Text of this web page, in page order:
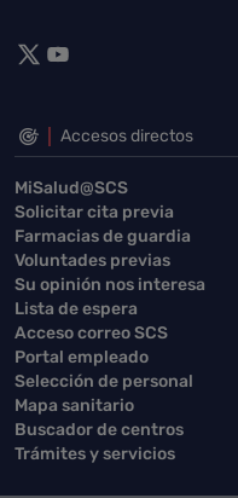
Accesos directos
MiSalud@SCS
Solicitar cita previa
Farmacias de guardia
Voluntades previas
Su opinión nos interesa
Lista de espera
Acceso correo SCS
Portal empleado
Selección de personal
Mapa sanitario
Buscador de centros
Trámites y servicios